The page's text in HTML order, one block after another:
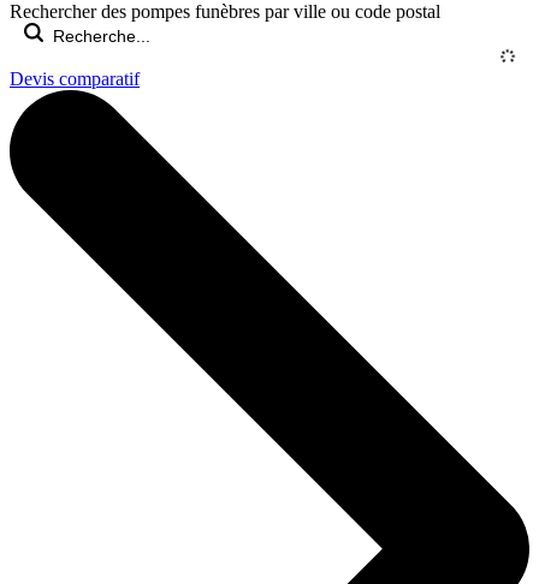
Rechercher des pompes funèbres par ville ou code postal
Devis comparatif